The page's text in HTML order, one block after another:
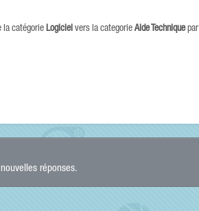
la catégorie Logiciel vers la categorieAide Techniquepar
réponses.